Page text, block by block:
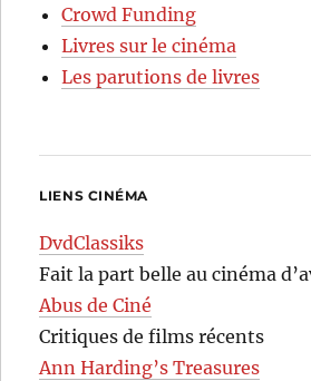
Crowd Funding
Livres sur le cinéma
Les parutions de livres
LIENS CINÉMA
DvdClassiks
Fait la part belle au cinéma
Abus de Ciné
Critiques de films récents
Ann Harding’s Treasures